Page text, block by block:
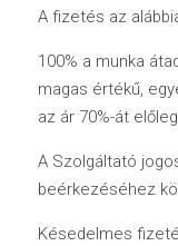
A fizetés az
100% a munka
magas értékű,
az ár 70%-át
A Szolgáltató
beérkezéséhez
Késedelmes